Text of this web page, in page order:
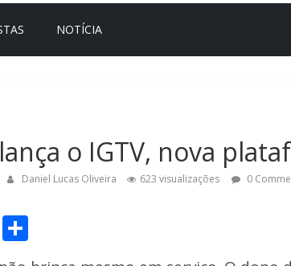
NOTÍCIA
o IGTV, nova
Daniel Lucas Oliveira 623 visualizações 0
C
o h